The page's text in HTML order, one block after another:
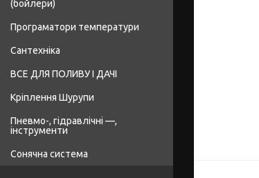
(бойлери)
Програматори температури
Сантехніка
ВСЕ ДЛЯ ПОЛИВУ І ДАЧІ
Кріплення Шурупи
Пневмо-, гідравлічні —,
інструменти
Сонячна система